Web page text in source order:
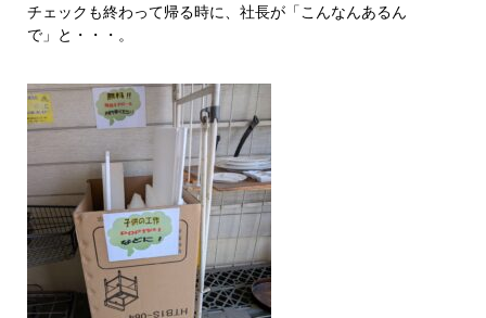
チェックも終わって帰る時に、社長が「こんなんあるん
で」と・・・。